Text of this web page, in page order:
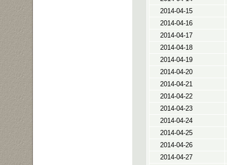
2014-04-15
2014-04-16
2014-04-17
2014-04-18
2014-04-19
2014-04-20
2014-04-21
2014-04-22
2014-04-23
2014-04-24
2014-04-25
2014-04-26
2014-04-27